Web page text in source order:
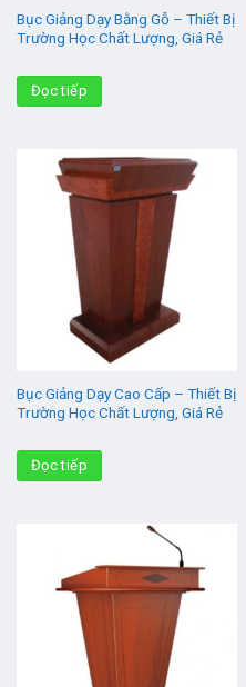
Bục Giảng Dạy Bằng Gỗ – Thiết Bị
Trường Học Chất Lượng, Giá Rẻ
Đọc tiếp
Bục Giảng Dạy Cao Cấp – Thiết Bị
Trường Học Chất Lượng, Giá Rẻ
Đọc tiếp